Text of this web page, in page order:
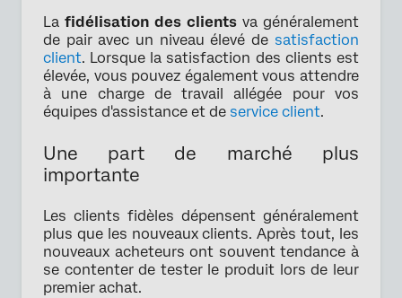
La fidélisation des clients va généralement
de pair avec un niveau élevé de satisfaction
client. Lorsque la satisfaction des clients est
élevée, vous pouvez également vous attendre
à une charge de travail allégée pour vos
équipes d'assistance et de service client.
Une part de marché plus
importante
Les clients fidèles dépensent généralement
plus que les nouveaux clients. Après tout, les
nouveaux acheteurs ont souvent tendance à
se contenter de tester le produit lors de leur
premier achat.